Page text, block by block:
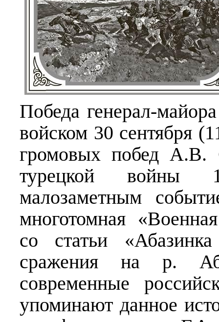
Победа генерал-
войском 30 сентября
громовых побед А.В.
турецкой войны
малозаметным
многотомная
со статьи
сражения на р.
современные
упоминают данное